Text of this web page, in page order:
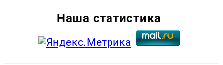
Наша статистика